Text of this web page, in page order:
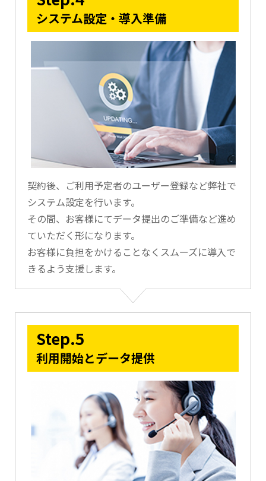
システム設定・導入準備
契約後、ご利用予定者のユーザー登録など弊社で
システム設定を行います。
その間、お客様にてデータ提出のご準備など進め
ていただく形になります。
お客様に負担をかけることなくスムーズに導入で
きるよう支援します。
Step.5
利用開始とデータ提供